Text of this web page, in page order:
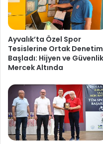
Ayvalık’ta Özel Spor
Tesislerine Ortak Denetim
Başladı: Hijyen ve Güvenlik
Mercek Altında